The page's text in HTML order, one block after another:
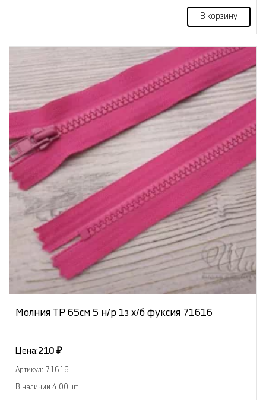
В корзину
Молния ТР 65cм 5 н/р 1з х/б фуксия 71616
Цена:210 ₽
Артикул: 71616
В наличии 4.00 шт